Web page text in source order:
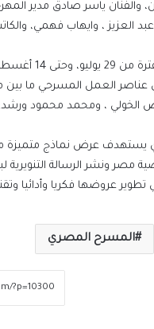
ياسر صادق مدير
العزيز ، وايهاب فهمي،
الدورة
العمل المسرحي ما بين
الخولي ، ومحمد محمود
يستهدف عرض نماذج
ونشر الرسالة التنويرية
تطوير عروضها فكريا
المسرح المصري